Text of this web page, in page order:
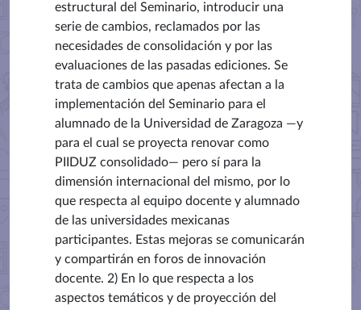
estructural del Seminario, introducir una
serie de cambios, reclamados por las
necesidades de consolidación y por las
evaluaciones de las pasadas ediciones. Se
trata de cambios que apenas afectan a la
implementación del Seminario para el
alumnado de la Universidad de Zaragoza —y
para el cual se proyecta renovar como
PIIDUZ consolidado— pero sí para la
dimensión internacional del mismo, por lo
que respecta al equipo docente y alumnado
de las universidades mexicanas
participantes. Estas mejoras se comunicarán
y compartirán en foros de innovación
docente. 2) En lo que respecta a los
aspectos temáticos y de proyección del